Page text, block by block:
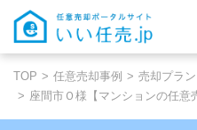
TOP 任意売却事例
売却プラン
座間市Ｏ様【マンションの任意